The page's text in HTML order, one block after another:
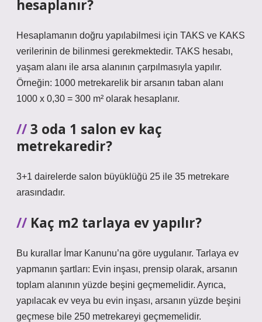
hesaplanır?
Hesaplamanın doğru yapılabilmesi için TAKS ve KAKS
verilerinin de bilinmesi gerekmektedir. TAKS hesabı,
yaşam alanı ile arsa alanının çarpılmasıyla yapılır.
Örneğin: 1000 metrekarelik bir arsanın taban alanı
1000 x 0,30 = 300 m² olarak hesaplanır.
3 oda 1 salon ev kaç
metrekaredir?
3+1 dairelerde salon büyüklüğü 25 ile 35 metrekare
arasındadır.
Kaç m2 tarlaya ev yapılır?
Bu kurallar İmar Kanunu’na göre uygulanır. Tarlaya ev
yapmanın şartları: Evin inşası, prensip olarak, arsanın
toplam alanının yüzde beşini geçmemelidir. Ayrıca,
yapılacak ev veya bu evin inşası, arsanın yüzde beşini
geçmese bile 250 metrekareyi geçmemelidir.